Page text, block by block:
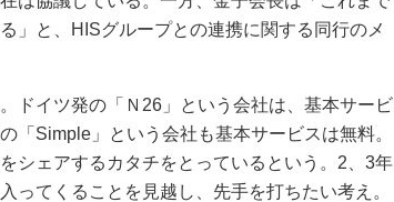
」と、HISグループとの連携に関する同行のメ
ドイツ発の「Ｎ26」という会社は、基本サービ
「Simple」という会社も基本サービスは無料。
シェアするカタチをとっているという。2、3年
ってくることを見越し、先手を打ちたい考え。